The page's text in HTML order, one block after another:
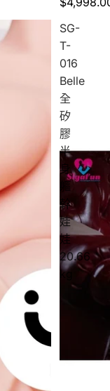
SG-
T-
016
Belle
全
矽
膠
半
身
軀
幹
娃
娃
20.66
kg